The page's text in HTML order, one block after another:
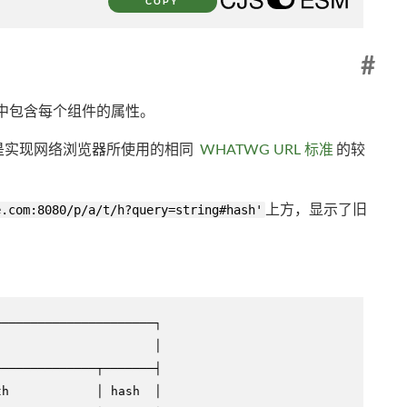
#
含每个组件的属性。
现网络浏览器所使用的相同 WHATWG URL 标准 的较
:8080/p/a/t/h?query=string#hash' 上方，显示了旧
│ hash  │